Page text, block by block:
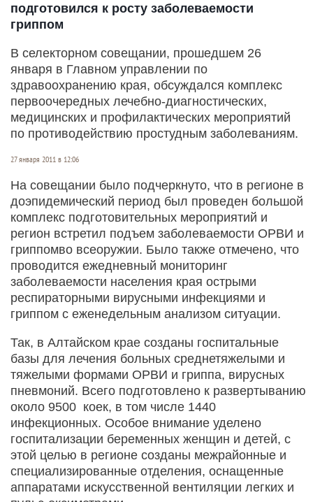
подготовился к росту заболеваемости
гриппом
В селекторном совещании, прошедшем 26
января в Главном управлении по
здравоохранению края, обсуждался комплекс
первоочередных лечебно-диагностических,
медицинских и профилактических мероприятий
по противодействию простудным заболеваниям.
27 января 2011 в 12:06
На совещании было подчеркнуто, что в регионе в
доэпидемический период был проведен большой
комплекс подготовительных мероприятий и
регион встретил подъем заболеваемости ОРВИ и
гриппомво всеоружии. Было также отмечено, что
проводится ежедневный мониторинг
заболеваемости населения края острыми
респираторными вирусными инфекциями и
гриппом с еженедельным анализом ситуации.
Так, в Алтайском крае созданы госпитальные
базы для лечения больных среднетяжелыми и
тяжелыми формами ОРВИ и гриппа, вирусных
пневмоний. Всего подготовлено к развертыванию
около 9500 коек, в том числе 1440
инфекционных. Особое внимание уделено
госпитализации беременных женщин и детей, с
этой целью в регионе созданы межрайонные и
специализированные отделения, оснащенные
аппаратами искусственной вентиляции легких и